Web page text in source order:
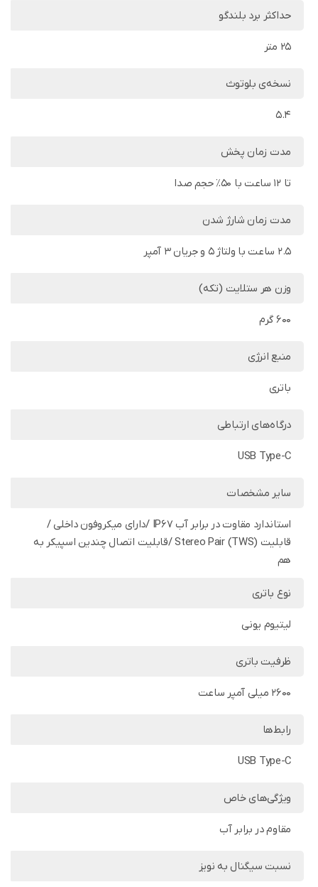
حداکثر برد بلندگو
25 متر
نسخه‌ی بلوتوث
5.4
مدت زمان پخش
تا ۱۲ ساعت با ۵۰٪ حجم صدا
مدت زمان شارژ شدن
2.5 ساعت با ولتاژ ۵ و جریان ۳ آمپر
وزن هر ستلایت (تکه)
۶۰۰ گرم
منبع انرژی
باتری
درگاه‌های ارتباطی
USB Type-C
سایر مشخصات
استاندارد مقاوت در برابر آب IP67 /دارای میکروفون داخلی /
قابلیت Stereo Pair (TWS) /قابلیت اتصال چندین اسپیکر به
هم
نوع باتری
لیتیوم یونی
ظرفیت باتری
2600 میلی آمپر ساعت
رابط‌ها
USB Type-C
ویژگی‌های خاص
مقاوم در برابر آب
نسبت سیگنال به نویز